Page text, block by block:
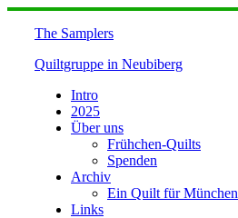
Skip
The Samplers
Quiltgruppe in Neubiberg
Intro
2025
Über uns
Frühchen-Quilts
Spenden
Archiv
Ein Quilt für München
Links